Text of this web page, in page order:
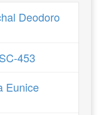
Deodoro
453
Eunice